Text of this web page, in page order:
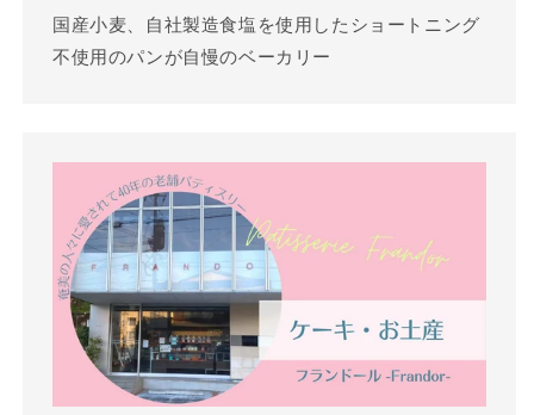
国産小麦、自社製造食塩を使用したショートニング
不使用のパンが自慢のベーカリー